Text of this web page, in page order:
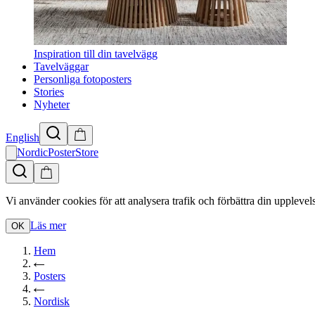
Inspiration till din tavelvägg
Tavelväggar
Personliga fotoposters
Stories
Nyheter
English
NordicPosterStore
Vi använder cookies för att analysera trafik och förbättra din
OK Läs mer
Hem
Posters
Nordisk